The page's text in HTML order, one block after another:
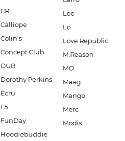
CR
Calliope
Colin's
Concept Club
DUB
Dorothy Perkins
Ecru
F5
FunDay
Hoodiebuddie
Lee
Lo
Love Republic
M.Reason
MO
Maag
Mango
Merc
Modis